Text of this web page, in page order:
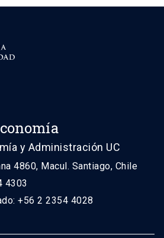
y Administración UC
4860, Macul. Santiago, Chile
4303
+56 2 2354 4028